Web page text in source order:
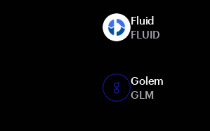
Fluid
FLUID
Golem
GLM